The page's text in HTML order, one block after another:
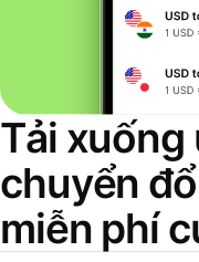
Tải
chuyển
miễn phí